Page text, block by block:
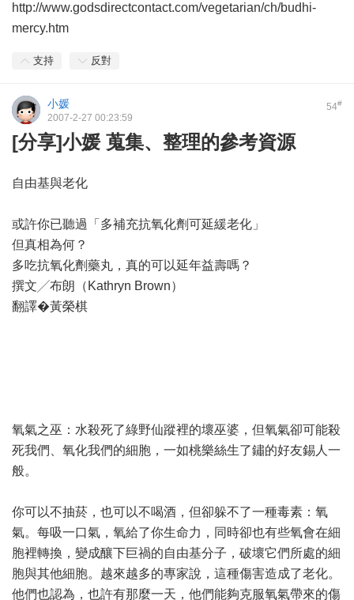
http://www.godsdirectcontact.com/vegetarian/ch/budhi-
mercy.htm
支持 反對
54#
小媛
2007-2-27 00:23:59
[分享]小媛 蒐集、整理的參考資源
自由基與老化
或許你已聽過「多補充抗氧化劑可延緩老化」
但真相為何？
多吃抗氧化劑藥丸，真的可以延年益壽嗎？
撰文╱布朗（Kathryn Brown）
翻譯�黃榮棋
氧氣之巫：水殺死了綠野仙蹤裡的壞巫婆，但氧氣卻可能殺
死我們、氧化我們的細胞，一如桃樂絲生了鏽的好友錫人一
般。
你可以不抽菸，也可以不喝酒，但卻躲不了一種毒素：氧
氣。每吸一口氣，氧給了你生命力，同時卻也有些氧會在細
胞裡轉換，變成釀下巨禍的自由基分子，破壞它們所處的細
胞與其他細胞。越來越多的專家說，這種傷害造成了老化。
他們也認為，也許有那麼一天，他們能夠克服氧氣帶來的傷